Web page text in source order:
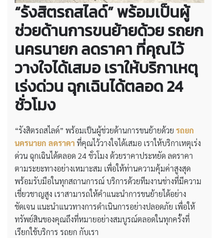
“รังสิตรถสไลด์” พร้อมเป็นผู้
ช่วยด้านการขนย้ายด้วยรถยก
นครนายก ลดราคา ที่คุณไว้
วางใจได้เสมอ เราให้บริกาเหตุ
เร่งด่วน ฉุกเฉินได้ตลอด 24
ชั่วโมง
“รังสิตรถสไลด์” พร้อมเป็นผู้ช่วยด้านการขนย้ายด้วย รถยก
นครนายก ลดราคาที่คุณไว้วางใจได้เสมอ เราให้บริกาเหตุเร่ง
ด่วน ฉุกเฉินได้ตลอด 24 ชั่วโมง ด้วยราคาประหยัด ลดราคา
ตามระยะทางอย่างเหมาะสม เพื่อให้ท่านความคุ้มค่าสูงสุด
พร้อมรับมือในทุกสถานการณ์ บริการด้วยทีมงานช่างที่มีความ
เชี่ยวชาญสูง เราสามารถให้คำแนะนำการขนย้ายได้อย่าง
ชัดเจน แนะนำแนวทางการดำเนินการอย่างปลอดภัย เพื่อให้
ทรัพย์สินของคุณถึงที่หมายอย่างสมบูรณ์ตลอดในทุกครั้งที่
เรียกใช้บริการ รถยก กับเรา